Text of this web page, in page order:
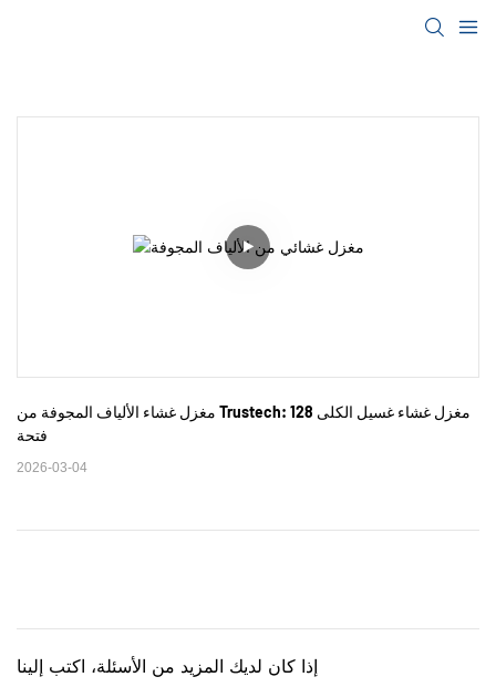
مغزل غشاء الألياف المجوفة من Trustech: مغزل غشاء غسيل الكلى 128
فتحة
2026-03-04
إذا كان لديك المزيد من الأسئلة، اكتب إلينا